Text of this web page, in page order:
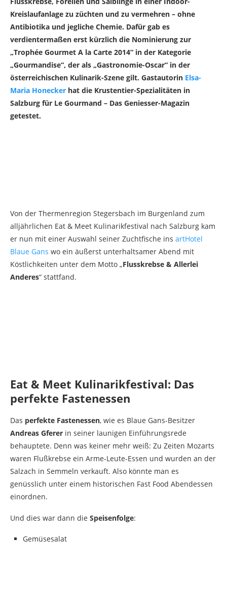
Kreislaufanlage zu züchten und zu vermehren – ohne
Antibiotika und jegliche Chemie. Dafür gab es
verdientermaßen erst kürzlich die Nominierung zur
„Trophée Gourmet A la Carte 2014“ in der Kategorie
„Gourmandise“, der als „Gastronomie-Oscar“ in der
österreichischen Kulinarik-Szene gilt. Gastautorin Elsa-
Maria Honecker hat die Krustentier-Spezialitäten in
Salzburg für Le Gourmand – Das Geniesser-Magazin
getestet.
Von der Thermenregion Stegersbach im Burgenland zum
alljährlichen Eat & Meet Kulinarikfestival nach Salzburg kam
er nun mit einer Auswahl seiner Zuchtfische ins artHotel
Blaue Gans wo ein äußerst unterhaltsamer Abend mit
Köstlichkeiten unter dem Motto „Flusskrebse & Allerlei
Anderes“ stattfand.
Eat & Meet Kulinarikfestival: Das
perfekte Fastenessen
Das perfekte Fastenessen, wie es Blaue Gans-Besitzer
Andreas Gferer in seiner launigen Einführungsrede
behauptete. Denn was keiner mehr weiß: Zu Zeiten Mozarts
waren Flußkrebse ein Arme-Leute-Essen und wurden an der
Salzach in Semmeln verkauft. Also könnte man es
genüsslich unter einem historischen Fast Food Abendessen
einordnen.
Und dies war dann die Speisenfolge:
Gemüsesalat